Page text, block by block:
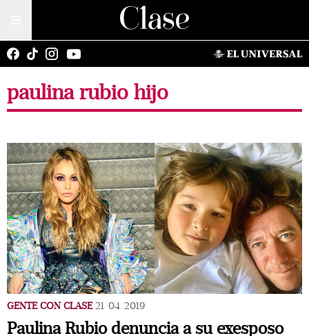
paulina rubio hijo
GENTE CON CLASE 21/04/2019
Paulina Rubio denuncia a su exesposo